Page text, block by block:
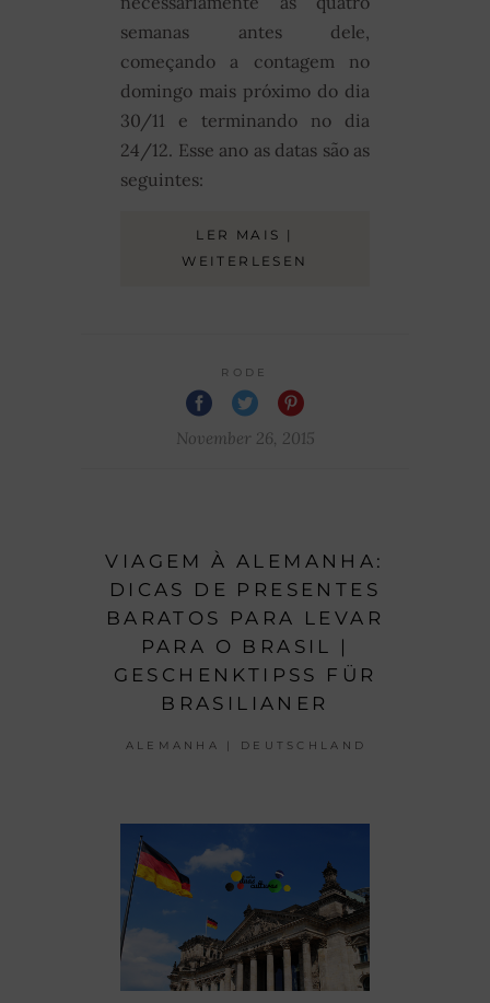
semanas antes dele,
começando a contagem no
domingo mais próximo do dia
30/11 e terminando no dia
24/12. Esse ano as datas são as
seguintes:
LER MAIS |
WEITERLESEN
RODE
November 26, 2015
VIAGEM À ALEMANHA:
DICAS DE PRESENTES
BARATOS PARA LEVAR
PARA O BRASIL |
GESCHENKTIPSS FÜR
BRASILIANER
ALEMANHA | DEUTSCHLAND